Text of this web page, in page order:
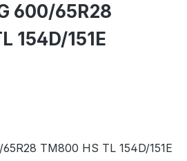
600/65R28
154D/151E